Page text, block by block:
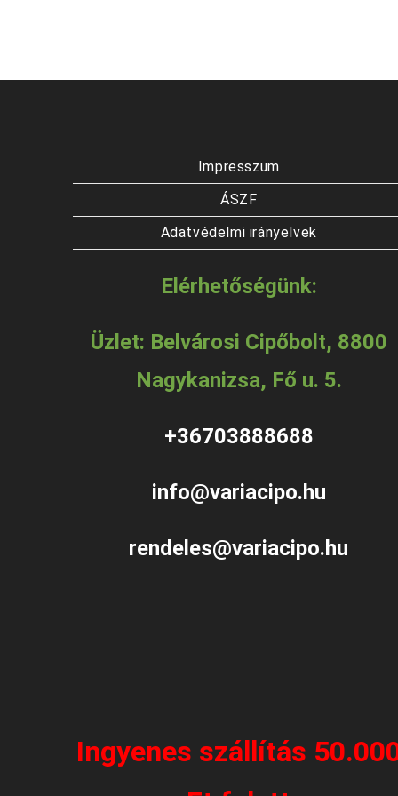
Impresszum
ÁSZF
Adatvédelmi irányelvek
Elérhetőségünk:
Üzlet: Belvárosi Cipőbolt, 8800
Nagykanizsa, Fő u. 5.
+36703888688
info@variacipo.hu
rendeles@variacipo.hu
Ingyenes szállítás